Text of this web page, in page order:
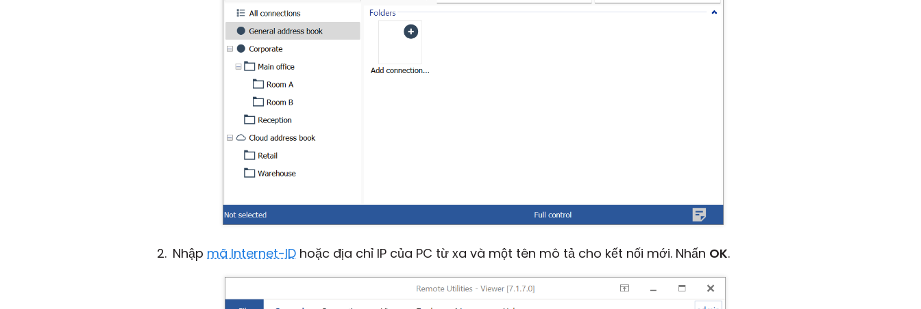
Nhập mã Internet-ID hoặc địa chỉ IP của PC từ xa và một tên mô tả cho kết nối mới. Nhấn OK.